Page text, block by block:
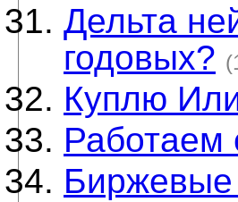
Дельта
годовых?
Куплю
Работаем